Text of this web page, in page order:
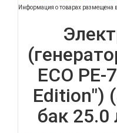
Информация о товарах размещена
ECO PE-
Edition")
бак 25.0